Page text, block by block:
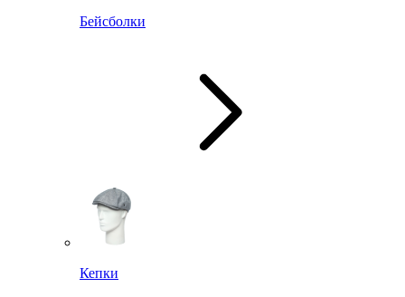
Бейсболки
Кепки